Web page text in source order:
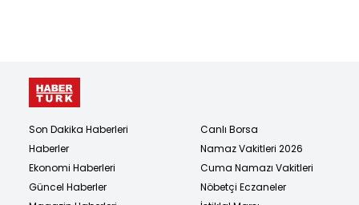
Son Dakika Haberleri
Haberler
Ekonomi Haberleri
Güncel Haberler
Canlı Borsa
Namaz Vakitleri 2026
Cuma Namazı Vakitleri
Nöbetçi Eczaneler